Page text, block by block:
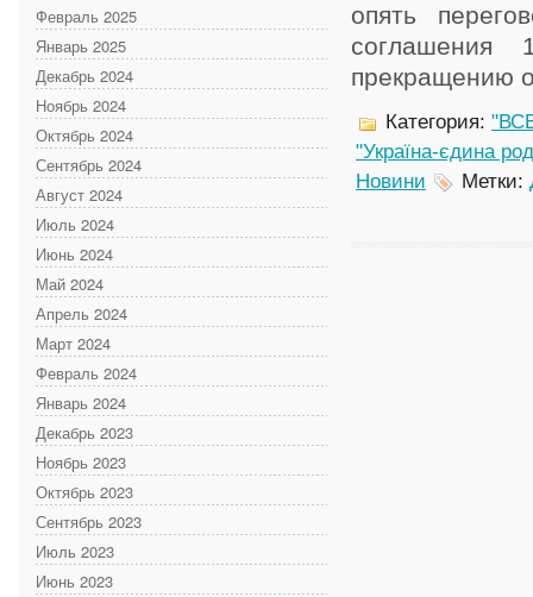
Февраль 2025
Январь 2025
Декабрь 2024
Ноябрь 2024
Октябрь 2024
Сентябрь 2024
Август 2024
Июль 2024
Июнь 2024
Май 2024
Апрель 2024
Март 2024
Февраль 2024
Январь 2024
Декабрь 2023
Ноябрь 2023
Октябрь 2023
Сентябрь 2023
Июль 2023
Июнь 2023
опять
соглашения
прекращению
Категория:
"Україна-єдина
Новини
Метки: